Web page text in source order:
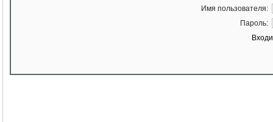
Имя пользователя:
Пароль: